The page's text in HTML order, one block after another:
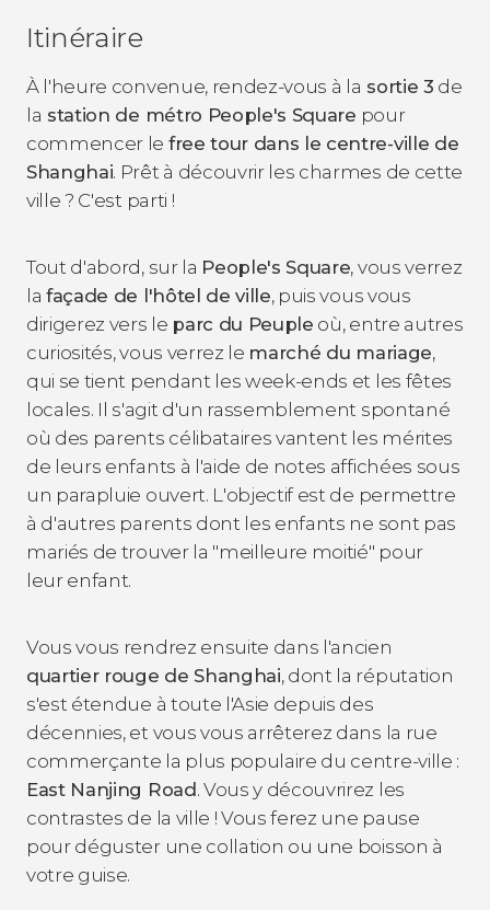
Itinéraire
À l'heure convenue, rendez-vous à la sortie 3 de
la station de métro People's Square pour
commencer le free tour dans le centre-ville de
Shanghai. Prêt à découvrir les charmes de cette
ville ? C'est parti !
Tout d'abord, sur la People's Square, vous verrez
lafaçade de l'hôtel de ville, puis vous vous
dirigerez vers le parc du Peuple où, entre autres
curiosités, vous verrez le marché du mariage,
qui se tient pendant les week-ends et les fêtes
locales. Il s'agit d'un rassemblement spontané
où des parents célibataires vantent les mérites
de leurs enfants à l'aide de notes affichées sous
un parapluie ouvert. L'objectif est de permettre
à d'autres parents dont les enfants ne sont pas
mariés de trouver la "meilleure moitié" pour
leur enfant.
Vous vous rendrez ensuite dans l'ancien
quartier rouge de Shanghai, dont la réputation
s'est étendue à toute l'Asie depuis des
décennies, et vous vous arrêterez dans la rue
commerçante la plus populaire du centre-ville :
East Nanjing Road. Vous y découvrirez les
contrastes de la ville ! Vous ferez une pause
pour déguster une collation ou une boisson à
votre guise.